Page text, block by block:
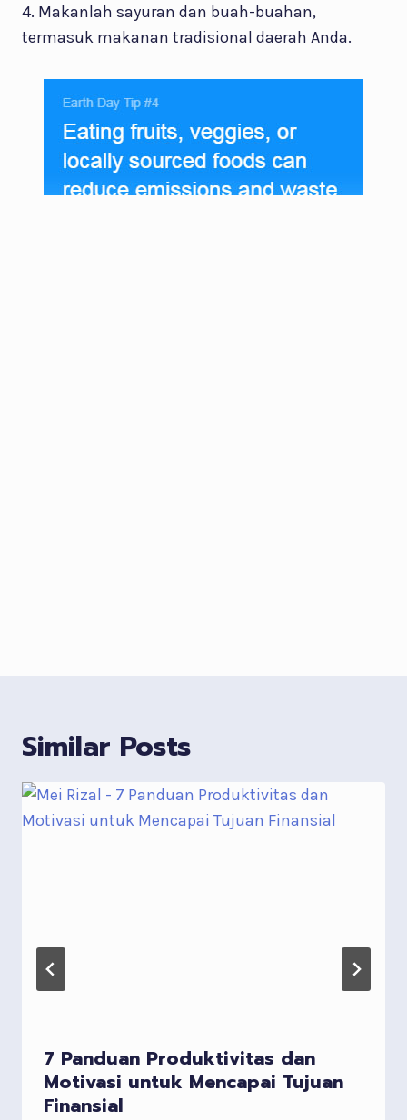
4. Makanlah sayuran dan buah-buahan,
termasuk makanan tradisional daerah Anda.
Similar Posts
7 Panduan Produktivitas dan
Motivasi untuk Mencapai Tujuan
Finansial